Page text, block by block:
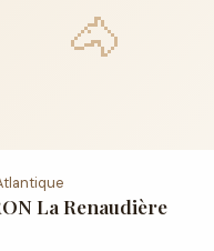
🐴
La Renaudière